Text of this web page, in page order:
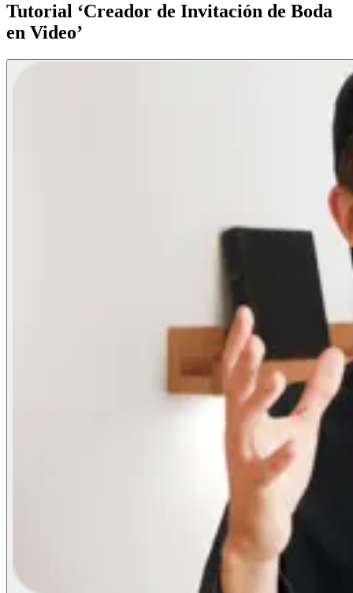
Tutorial ‘Creador de Invitación de Boda
en Video’